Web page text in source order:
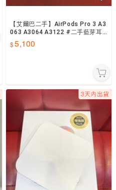
【艾爾巴二手】AirPods Pro 3 A3
063 A3064 A3122 #二手藍芽耳
機 #板橋店 4R7XW
5,100